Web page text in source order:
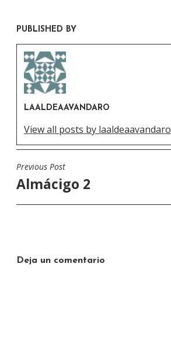
PUBLISHED BY
LAALDEAAVANDARO
View all posts by laaldeaavandaro
Navegación
de
entradas
Previous Post
Almácigo 2
Deja un comentario